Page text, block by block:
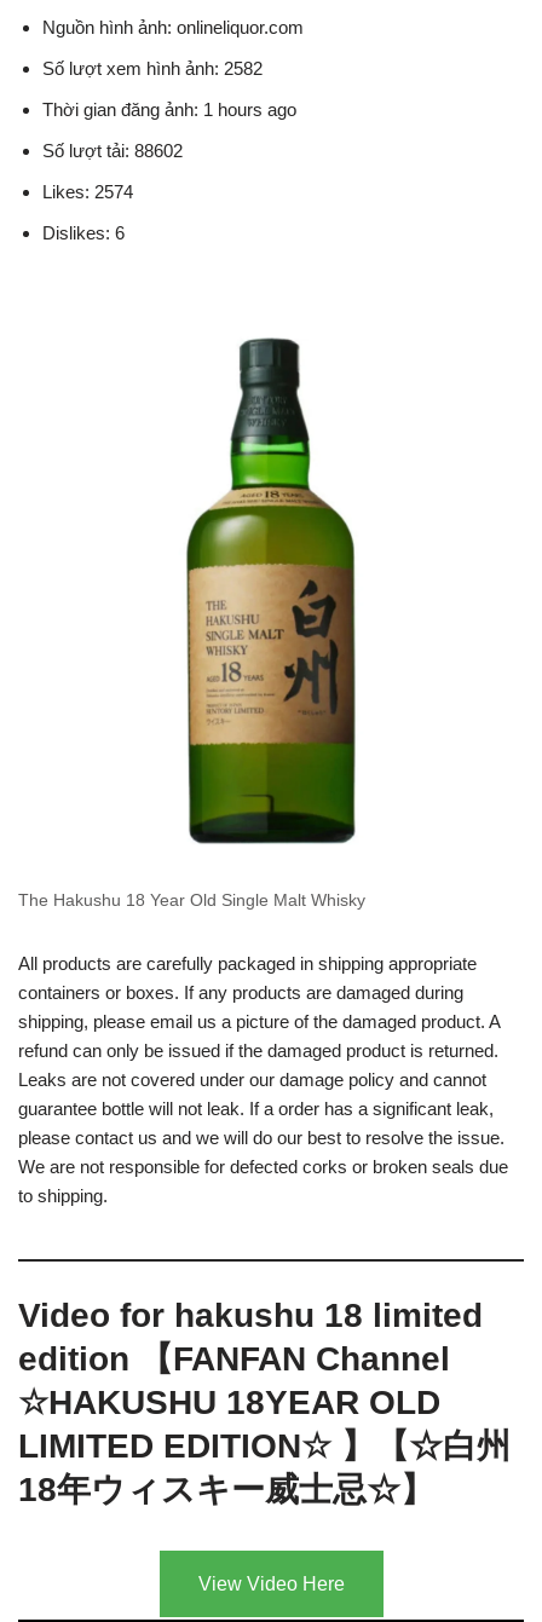
Nguồn hình ảnh: onlineliquor.com
Số lượt xem hình ảnh: 2582
Thời gian đăng ảnh: 1 hours ago
Số lượt tải: 88602
Likes: 2574
Dislikes: 6
The Hakushu 18 Year Old Single Malt Whisky
All products are carefully packaged in shipping appropriate
containers or boxes. If any products are damaged during
shipping, please email us a picture of the damaged product. A
refund can only be issued if the damaged product is returned.
Leaks are not covered under our damage policy and cannot
guarantee bottle will not leak. If a order has a significant leak,
please contact us and we will do our best to resolve the issue.
We are not responsible for defected corks or broken seals due
to shipping.
Video for hakushu 18 limited
edition 【FANFAN Channel
☆HAKUSHU 18YEAR OLD
LIMITED EDITION☆ 】【☆白州
18年ウィスキー威士忌☆】
View Video Here